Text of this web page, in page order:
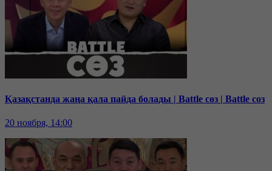
Қазақстанда жаңа қала пайда болады | Battle сөз | Battle соз
20 ноября, 14:00